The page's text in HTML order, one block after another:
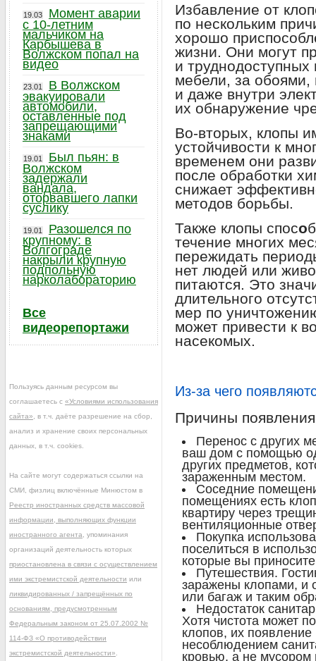
Избавление от
по нескольким
хорошо
жизни. Они могут
и труднодоступных
мебели, за обоями,
и даже внутри
их обнаружение
Во-вторых, клопы
устойчивости к
временем они
после обработки
снижает
методов борьбы.
Также клопы спосо
течение многих
пережидать
нет людей или
питаются. Это
длительного
мер по
может привести к
насекомых.
Из-за чего
Причины
Перенос с других
ваш дом с помощью
других предметов,
зараженным местом.
Соседние
помещениях есть
квартиру через
вентиляционные
Покупка
поселиться в
которые вы
Путешествия.
заражены клопами, и
или багаж и таким
Недостаток
Хотя чистота может
клопов, их появление
несоблюдением
кровью, а не мусором
19.03
Момент аварии
с 10-летним
мальчиком на
Карбышева в
Волжском попал на
видео
23.01
В Волжском
эвакуировали
автомобили,
оставленные под
запрещающими
знаками
19.01
Был пьян: в
Волжском
задержали
вандала,
оторвавшего лапки
суслику
19.01
Разошелся по
крупному: в
Волгограде
накрыли крупную
подпольную
нарколабораторию
Все
видеорепортажи
Пользуясь данным ресурсом вы
соглашаетесь с «Условиями использования
сайта» , в т.ч. даёте разрешение на сбор,
анализ и хранение своих персональных
данных, в т.ч. cookies.
На сайте могут содержаться ссылки на
СМИ, физлиц включённые Минюстом в
Реестр иностранных средств массовой
информации, выполняющих функции
иностранного агента , упоминания
организаций деятельность которых
приостановлена в связи с осуществлением
ими экстремистской деятельности или
ликвидированных / запрещённых по
основаниям, предусмотренным
Федеральным законом от 25.07.2002 №
114-ФЗ «О противодействии
экстремистской деятельности»